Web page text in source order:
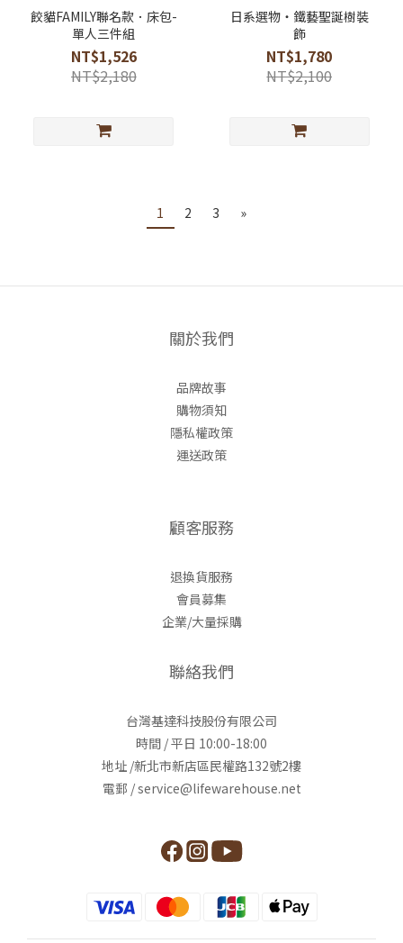
餃貓FAMILY聯名款．床包-
單人三件組
NT$1,526
NT$2,180
日系選物・鐵藝聖誕樹裝
飾
NT$1,780
NT$2,100
1 2 3 »
關於我們
品牌故事
購物須知
隱私權政策
運送政策
顧客服務
退換貨服務
會員募集
企業/大量採購
聯絡我們
台灣基達科技股份有限公司
時間 / 平日 10:00-18:00
地址 /新北市新店區民權路132號2樓
電郵 / service@lifewarehouse.net